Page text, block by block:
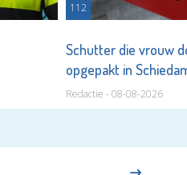
112
Schutter die vrouw
opgepakt in
Redactie - 08-08-2026